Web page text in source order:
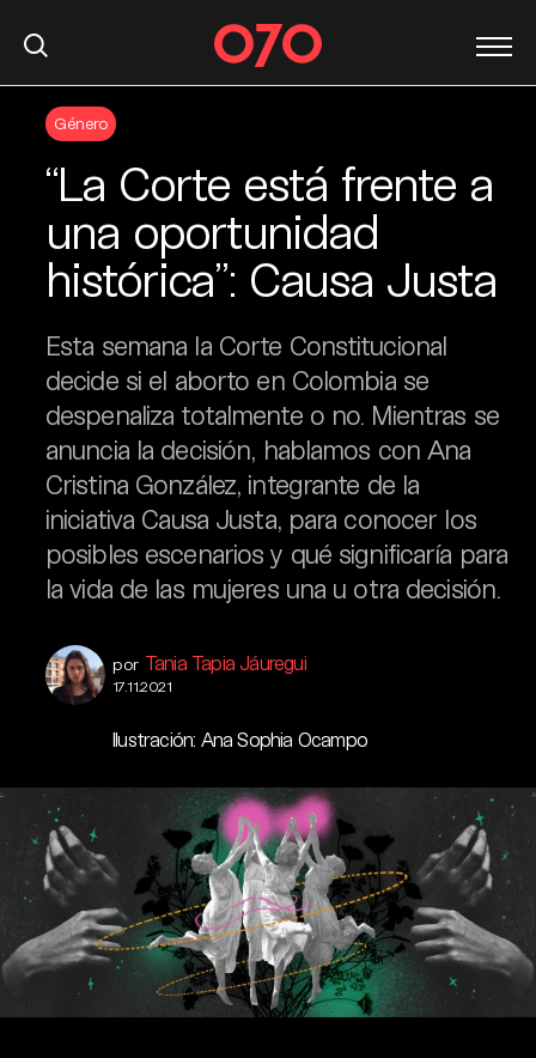
Género
“La Corte está frente a
una oportunidad
histórica”: Causa Justa
Esta semana la Corte Constitucional
decide si el aborto en Colombia se
despenaliza totalmente o no. Mientras se
anuncia la decisión, hablamos con Ana
Cristina González, integrante de la
iniciativa Causa Justa, para conocer los
posibles escenarios y qué significaría para
la vida de las mujeres una u otra decisión.
por Tania Tapia Jáuregui
17.11.2021
Ilustración: Ana Sophia Ocampo